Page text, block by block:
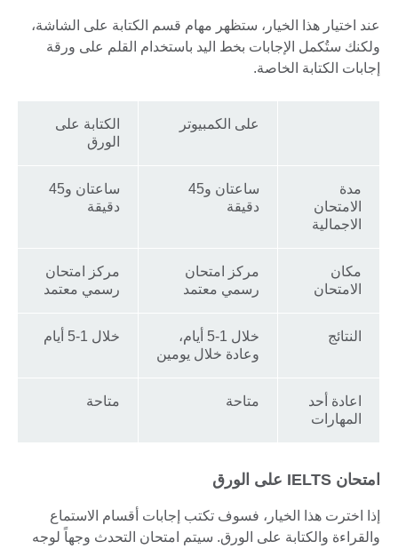
عند اختيار هذا الخيار، ستظهر مهام قسم الكتابة على الشاشة،
ولكنك ستُكمل الإجابات بخط اليد باستخدام القلم على ورقة
إجابات الكتابة الخاصة.
على الكمبيوتر
الكتابة على
الورق
مدة
الامتحان
الاجمالية
ساعتان و45
دقيقة
ساعتان و45
دقيقة
مكان
الامتحان
مركز امتحان
رسمي معتمد
مركز امتحان
رسمي معتمد
النتائج
خلال 1-5 أيام،
وعادة خلال يومين
خلال 1-5 أيام
اعادة أحد
المهارات
متاحة متاحة
امتحان IELTS على الورق
إذا اخترت هذا الخيار، فسوف تكتب إجابات أقسام الاستماع
والقراءة والكتابة على الورق. سيتم امتحان التحدث وجهاً لوجه